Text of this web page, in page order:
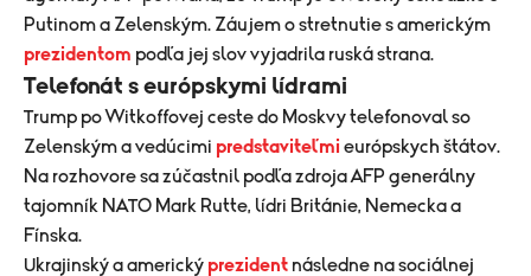
Putinom a Zelenským. Záujem o stretnutie s americkým
prezidentom podľa jej slov vyjadrila ruská strana.
Telefonát s európskymi lídrami
Trump po Witkoffovej ceste do Moskvy telefonoval so
Zelenským a vedúcimi predstaviteľmi európskych štátov.
Na rozhovore sa zúčastnil podľa zdroja AFP generálny
tajomník NATO Mark Rutte, lídri Británie, Nemecka a
Fínska.
Ukrajinský a americký prezident následne na sociálnej